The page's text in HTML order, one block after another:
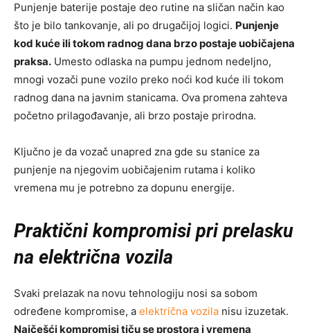
Punjenje baterije postaje deo rutine na sličan način kao
što je bilo tankovanje, ali po drugačijoj logici. Punjenje
kod kuće ili tokom radnog dana brzo postaje uobičajena
praksa. Umesto odlaska na pumpu jednom nedeljno,
mnogi vozači pune vozilo preko noći kod kuće ili tokom
radnog dana na javnim stanicama. Ova promena zahteva
početno prilagođavanje, ali brzo postaje prirodna.
Ključno je da vozač unapred zna gde su stanice za
punjenje na njegovim uobičajenim rutama i koliko
vremena mu je potrebno za dopunu energije.
Praktični kompromisi pri prelasku
na električna vozila
Svaki prelazak na novu tehnologiju nosi sa sobom
određene kompromise, a električna vozila nisu izuzetak.
Najčešći kompromisi tiču se prostora i vremena